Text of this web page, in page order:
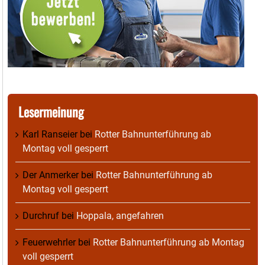
Lesermeinung
Karl Ranseierbei Rotter Bahnunterführung ab
Montag voll gesperrt
Der Anmerkerbei Rotter Bahnunterführung ab
Montag voll gesperrt
Durchruf bei Hoppala, angefahren
Feuerwehrlerbei Rotter Bahnunterführung ab Montag
voll gesperrt